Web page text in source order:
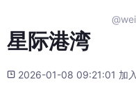
星际港湾
2026-01-08 09:21:01 加